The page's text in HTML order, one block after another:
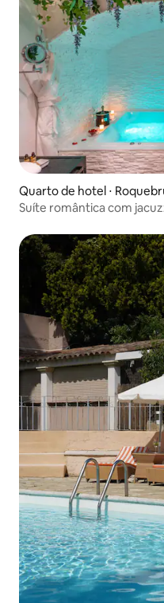
Quarto de hotel ⋅
Suíte romântica com